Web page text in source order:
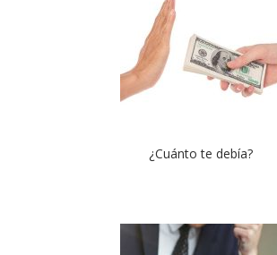
¿Cuánto te debía?